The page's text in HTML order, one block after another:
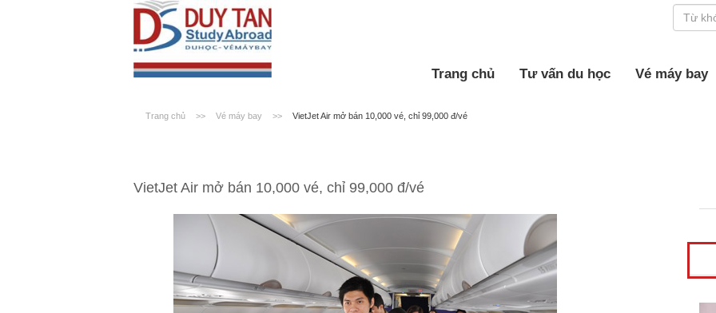
Trang chủ Tư vấn du học Vé máy bay
Trang chủ >> Vé máy bay >> VietJet Air mở bán 10,000 vé, chỉ 99,000 đ/vé
VietJet Air mở bán 10,000 vé, chỉ 99,000 đ/vé